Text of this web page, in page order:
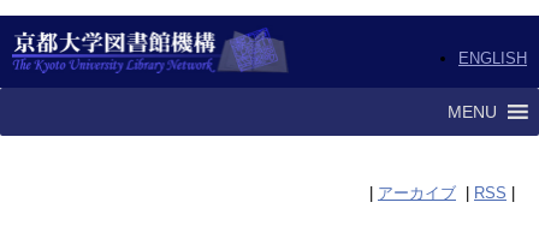
ENGLISH
MENU
アーカイブ RSS